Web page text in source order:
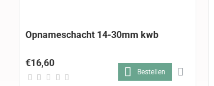
Opnameschacht 14-30mm kwb
€16,60
Bestellen